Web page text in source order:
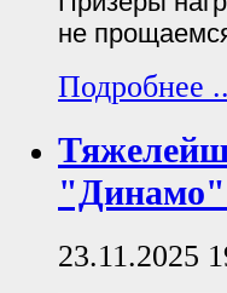
не
Подробнее
23.11.2025